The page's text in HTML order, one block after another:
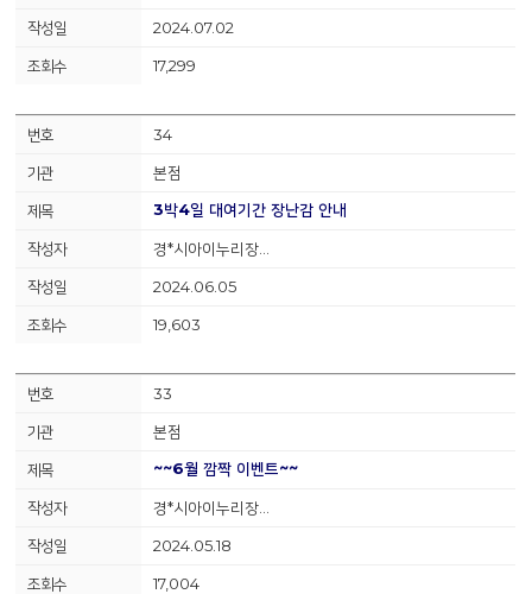
2024.07.02
17,299
34
본점
3박4일 대여기간 장난감 안내
경*시아이누리장…
2024.06.05
19,603
33
본점
~~6월 깜짝 이벤트~~
경*시아이누리장…
2024.05.18
17,004